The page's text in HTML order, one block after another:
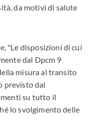
da motivi di salute
"Le disposizioni di cui
dal Dpcm 9
misura al transito
previsto dal
su tutto il
lo svolgimento delle